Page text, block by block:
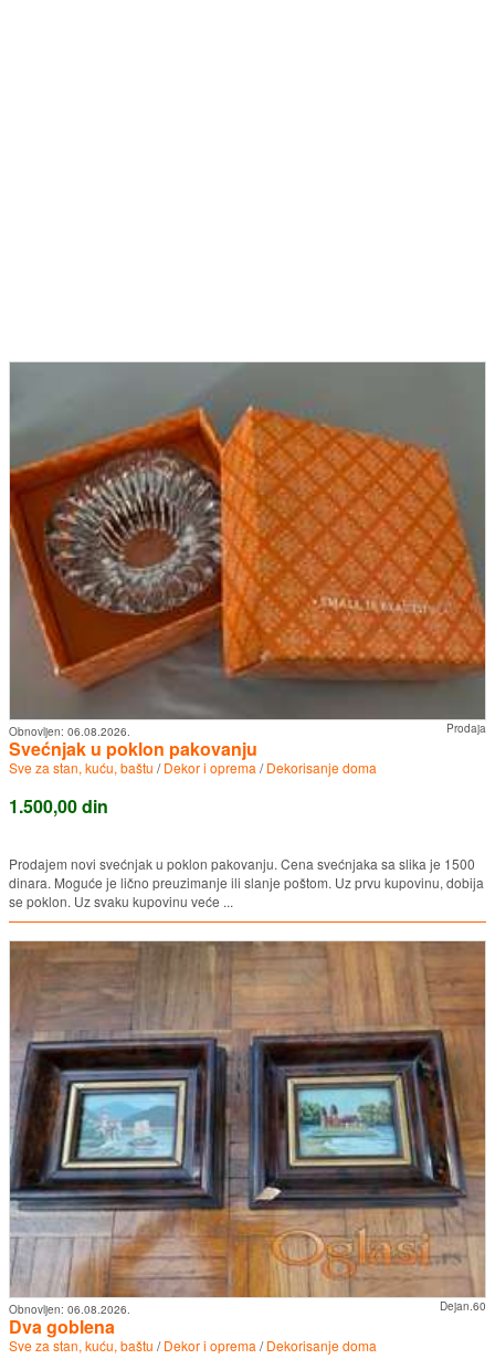
Prodaja
Obnovljen: 06.08.2026.
Svećnjak u poklon pakovanju
Sve za stan, kuću, baštu /Dekor i oprema /Dekorisanje doma
1.500,00 din
Prodajem novi svećnjak u poklon pakovanju. Cena svećnjaka sa slika je 1500
dinara. Moguće je lično preuzimanje ili slanje poštom. Uz prvu kupovinu, dobija
se poklon. Uz svaku kupovinu veće ...
Dejan.60
Obnovljen: 06.08.2026.
Dva goblena
Sve za stan, kuću, baštu /Dekor i oprema /Dekorisanje doma